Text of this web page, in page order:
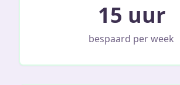
15 uur
bespaard per week